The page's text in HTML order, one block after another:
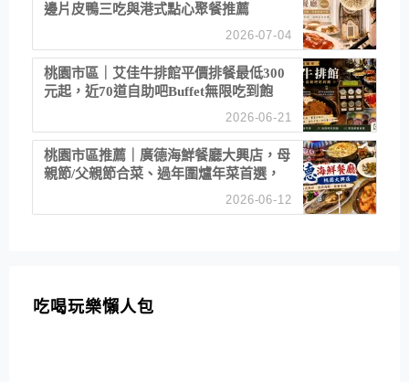
邊片皮鴨三吃與港式點心聚餐推薦
2026-07-04
桃園市區｜艾佳牛排館平價排餐最低300
元起，近70道自助吧Buffet無限吃到飽
2026-06-21
桃園市區推薦｜廣德海鮮餐廳大興店，母
親節/父親節合菜、過年圍爐年菜首選，
2026-06-12
吃喝玩樂懶人包